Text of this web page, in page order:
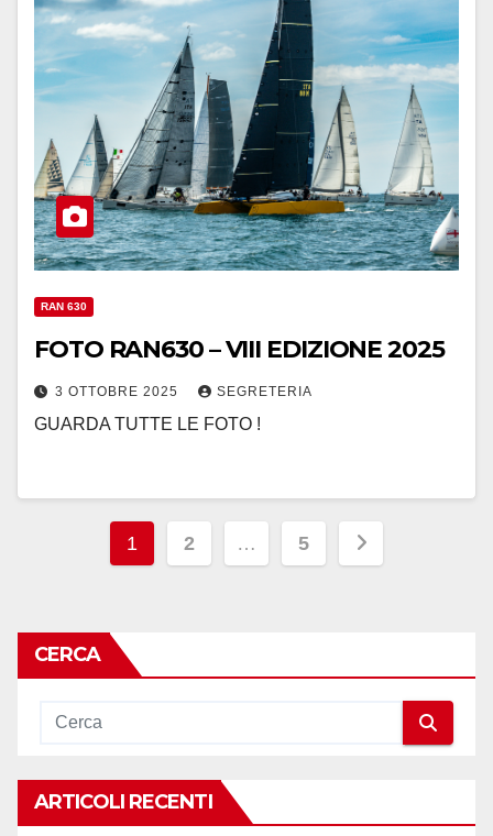
RAN 630
FOTO RAN630 – VIII EDIZIONE 2025
3 OTTOBRE 2025 SEGRETERIA
GUARDA TUTTE LE FOTO !
Paginazione
articoli
1 2 … 5
CERCA
ARTICOLI RECENTI